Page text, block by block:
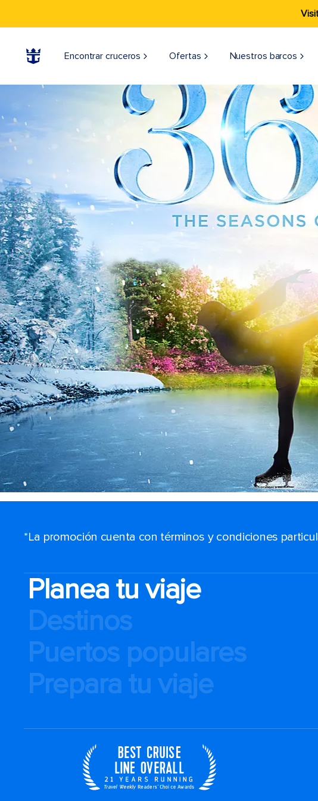
Encontrar cruceros Ofertas Nuestros barcos
*La promoción cuenta con términos y condiciones
Planea tu viaje
Destinos
Puertos populares
Prepara tu viaje